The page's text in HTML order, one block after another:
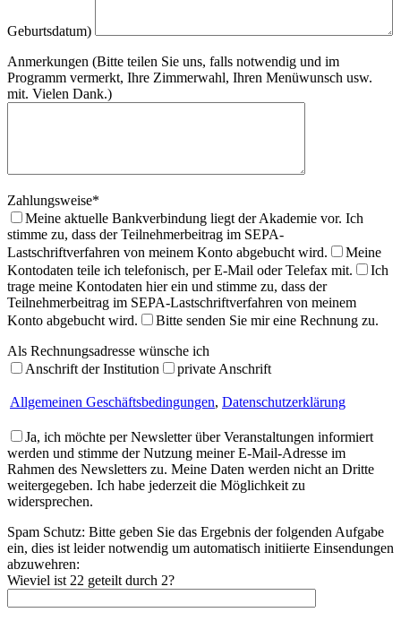
Geburtsdatum)
Anmerkungen (Bitte teilen Sie uns, falls notwendig und im
Programm vermerkt, Ihre Zimmerwahl, Ihren Menüwunsch usw.
mit. Vielen Dank.)
Zahlungsweise*
Meine aktuelle Bankverbindung liegt der Akademie vor. Ich
stimme zu, dass der Teilnehmerbeitrag im SEPA-
Lastschriftverfahren von meinem Konto abgebucht wird.
Meine
Kontodaten teile ich telefonisch, per E-Mail oder Telefax mit.
Ich
trage meine Kontodaten hier ein und stimme zu, dass der
Teilnehmerbeitrag im SEPA-Lastschriftverfahren von meinem
Konto abgebucht wird.
Bitte senden Sie mir eine Rechnung zu.
Als Rechnungsadresse wünsche ich
Anschrift der Institution
private Anschrift
Allgemeinen Geschäftsbedingungen, Datenschutzerklärung
Ja, ich möchte per Newsletter über Veranstaltungen informiert
werden und stimme der Nutzung meiner E-Mail-Adresse im
Rahmen des Newsletters zu. Meine Daten werden nicht an Dritte
weitergegeben. Ich habe jederzeit die Möglichkeit zu
widersprechen.
Spam Schutz: Bitte geben Sie das Ergebnis der folgenden Aufgabe
ein, dies ist leider notwendig um automatisch initiierte Einsendungen
abzuwehren:
Wieviel ist 22 geteilt durch 2?